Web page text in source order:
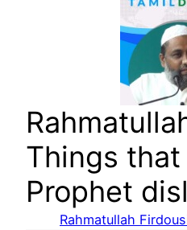
Things
Prophet
Rahmatullah